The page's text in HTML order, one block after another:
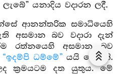
යනාදිය වදාරන ලදී.
ආනන්තරික සමාධියෙහි
අසමාන බව වදාරා දැන්
රත්නයෙහි අසමාන බව
“ඉදම්පි ධම්මේ” යයි යොදති.
ක්‍රමයටම දත යුතුය. මේ